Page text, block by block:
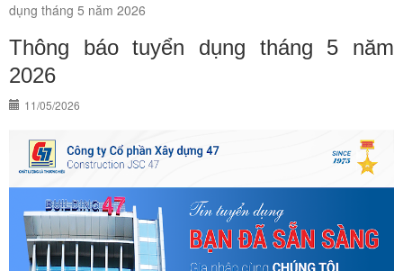
dụng tháng 5 năm 2026
Thông báo tuyển dụng tháng 5 năm
2026
11/05/2026